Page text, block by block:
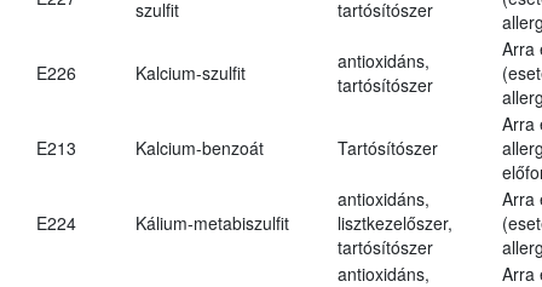
szulfit
tartósítószer
E226 Kalcium-szulfit
antioxidáns,
tartósítószer
Arra
E213 Kalcium-benzoát Tartósítószer
Arra
E224 Kálium-metabiszulfit
antioxidáns,
lisztkezelőszer,
tartósítószer
Arra
antioxidáns,
Arra